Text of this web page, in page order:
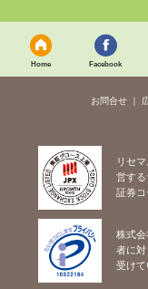
Home Facebook
お問合せ
リセ
営する
証券コ
株式
者に
受けて